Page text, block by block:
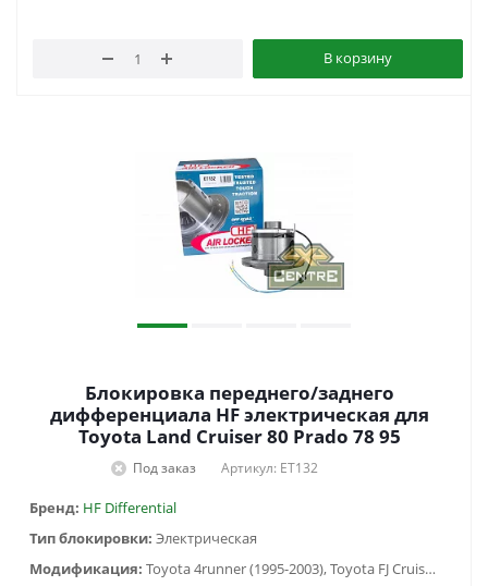
В корзину
Блокировка переднего/заднего
дифференциала HF электрическая для
Toyota Land Cruiser 80 Prado 78 95
Под заказ Артикул: ET132
Бренд: HF Differential
Тип блокировки: Электрическая
Модификация:
Toyota 4runner (1995-2003), Toyota FJ Cruiser (2006-2014), Toyota Fortuner (2005-2016), Toyota HiLux SURF 130 (1988-1997), Toyota Hilux V (1983-1997), Toyota Hilux VII (2005-2014), Toyota Land Cruiser 100 (1997-2007), Toyota Land Cruiser 105 (1998-2006), Toyota Land Cruiser 40 (1960-1984) , Toyota Land Cruiser 60 (1980-1990) , Toyota Land Cruiser 70 (1990-1996), Toyota Land Cruiser 71 (1984-...), Toyota Land Cruiser 73 (1990-1996), Toyota Land Cruiser 75 (1984-2013), Toyota Land Cruiser 76 (2007-...), Toyota Land Cruiser 78 (2006-...), Toyota Land Cruiser 79 (1984-2006), Toyota Land Cruiser 80 (1988-1998), Toyota Land Cruiser Prado 120 (2002-2009), Toyota Land Cruiser Prado 90/95 (1996-2002)